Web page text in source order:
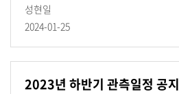
성현일
2024-01-25
2023년 하반기 관측일정 공지